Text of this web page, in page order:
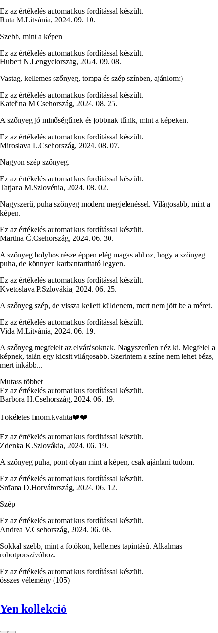
Ez az értékelés automatikus fordítással készült.
Rūta M.Litvánia, 2024. 09. 10.
Szebb, mint a képen
Ez az értékelés automatikus fordítással készült.
Hubert N.Lengyelország, 2024. 09. 08.
Vastag, kellemes szőnyeg, tompa és szép színben, ajánlom:)
Ez az értékelés automatikus fordítással készült.
Kateřina M.Csehország, 2024. 08. 25.
A szőnyeg jó minőségűnek és jobbnak tűnik, mint a képeken.
Ez az értékelés automatikus fordítással készült.
Miroslava L.Csehország, 2024. 08. 07.
Nagyon szép szőnyeg.
Ez az értékelés automatikus fordítással készült.
Tatjana M.Szlovénia, 2024. 08. 02.
Nagyszerű, puha szőnyeg modern megjelenéssel. Világosabb, mint a
képen.
Ez az értékelés automatikus fordítással készült.
Martina Č.Csehország, 2024. 06. 30.
A szőnyeg bolyhos része éppen elég magas ahhoz, hogy a szőnyeg
puha, de könnyen karbantartható legyen.
Ez az értékelés automatikus fordítással készült.
Kvetoslava P.Szlovákia, 2024. 06. 25.
A szőnyeg szép, de vissza kellett küldenem, mert nem jött be a méret.
Ez az értékelés automatikus fordítással készült.
Vida M.Litvánia, 2024. 06. 19.
A szőnyeg megfelelt az elvárásoknak. Nagyszerűen néz ki. Megfelel a
képnek, talán egy kicsit világosabb. Szerintem a színe nem lehet bézs,
mert inkább...
Mutass többet
Ez az értékelés automatikus fordítással készült.
Barbora H.Csehország, 2024. 06. 19.
Tökéletes finom.kvalita❤️❤️
Ez az értékelés automatikus fordítással készült.
Zdenka K.Szlovákia, 2024. 06. 19.
A szőnyeg puha, pont olyan mint a képen, csak ajánlani tudom.
Ez az értékelés automatikus fordítással készült.
Srđana D.Horvátország, 2024. 06. 12.
Szép
Ez az értékelés automatikus fordítással készült.
Andrea V.Csehország, 2024. 06. 08.
Sokkal szebb, mint a fotókon, kellemes tapintású. Alkalmas
robotporszívóhoz.
Ez az értékelés automatikus fordítással készült.
összes vélemény (105)
Yen kollekció